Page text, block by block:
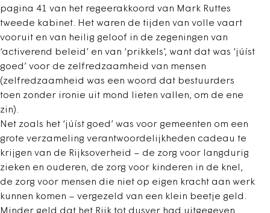
pagina 41 van het regeerakkoord van Mark Ruttes
tweede kabinet. Het waren de tijden van volle vaart
vooruit en van heilig geloof in de zegeningen van
‘activerend beleid’ en van ‘prikkels’, want dat was ‘júíst
goed’ voor de zelfredzaamheid van mensen
(zelfredzaamheid was een woord dat bestuurders
toen zonder ironie uit mond lieten vallen, om de ene
zin).
Net zoals het ‘júíst goed’ was voor gemeenten om een
grote verzameling verantwoordelijkheden cadeau te
krijgen van de Rijksoverheid – de zorg voor langdurig
zieken en ouderen, de zorg voor kinderen in de knel,
de zorg voor mensen die niet op eigen kracht aan werk
kunnen komen – vergezeld van een klein beetje geld.